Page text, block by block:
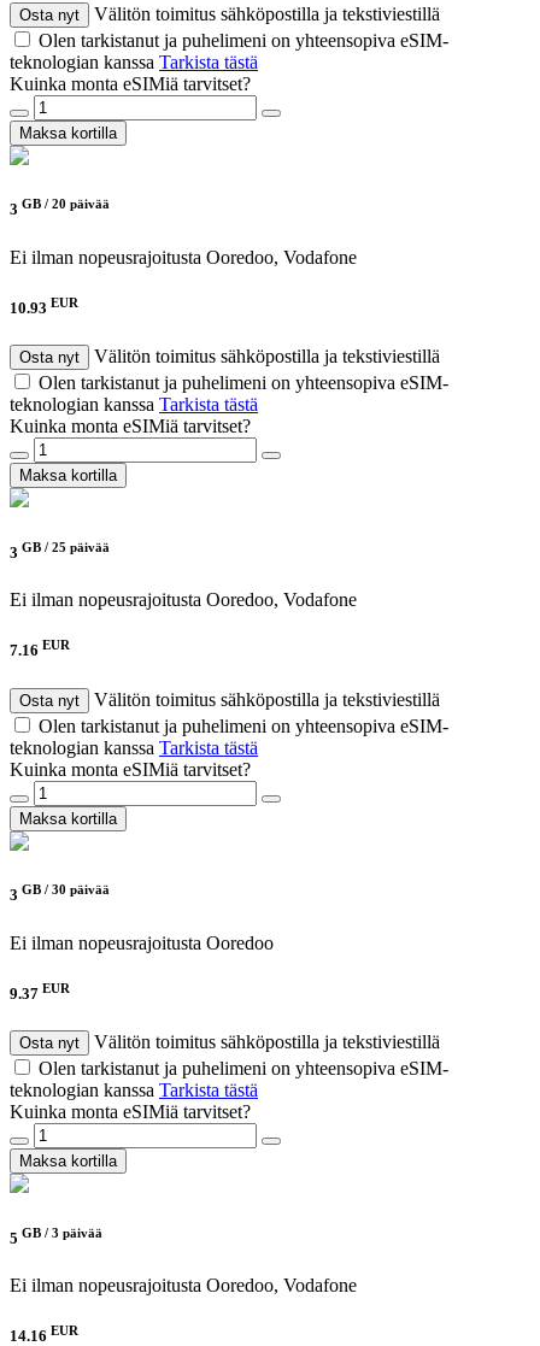
Osta nyt
Välitön toimitus sähköpostilla ja tekstiviestillä
Olen tarkistanut ja puhelimeni on yhteensopiva eSIM-
teknologian kanssa Tarkista tästä
Kuinka monta eSIMiä tarvitset?
Maksa kortilla
3 GB / 20 päivää
Ei ilman nopeusrajoitusta Ooredoo, Vodafone
10.93 EUR
Osta nyt
Välitön toimitus sähköpostilla ja tekstiviestillä
Olen tarkistanut ja puhelimeni on yhteensopiva eSIM-
teknologian kanssa Tarkista tästä
Kuinka monta eSIMiä tarvitset?
Maksa kortilla
3 GB / 25 päivää
Ei ilman nopeusrajoitusta Ooredoo, Vodafone
7.16 EUR
Osta nyt
Välitön toimitus sähköpostilla ja tekstiviestillä
Olen tarkistanut ja puhelimeni on yhteensopiva eSIM-
teknologian kanssa Tarkista tästä
Kuinka monta eSIMiä tarvitset?
Maksa kortilla
3 GB / 30 päivää
Ei ilman nopeusrajoitusta Ooredoo
9.37 EUR
Osta nyt
Välitön toimitus sähköpostilla ja tekstiviestillä
Olen tarkistanut ja puhelimeni on yhteensopiva eSIM-
teknologian kanssa Tarkista tästä
Kuinka monta eSIMiä tarvitset?
Maksa kortilla
5 GB / 3 päivää
Ei ilman nopeusrajoitusta Ooredoo, Vodafone
14.16 EUR